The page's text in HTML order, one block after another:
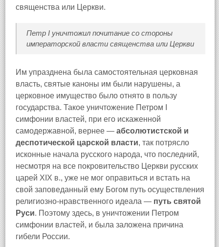
священства или Церкви.
Петр I уничтожил почитание со стороны
императорской власти священства или Церкви
Им упразднена была самостоятельная церковная
власть, святые каноны им были нарушены, а
церковное имущество было отнято в пользу
государства. Такое уничтожение Петром I
симфонии властей, при его искаженной
самодержавной, вернее — абсолютистской и
деспотической царской власти, так потрясло
исконные начала русского народа, что последний,
несмотря на все покровительство Церкви русских
царей ХIХ в., уже не мог оправиться и встать на
свой заповеданный ему Богом путь осуществления
религиозно-нравственного идеала — путь святой
Руси. Поэтому здесь, в уничтожении Петром
симфонии властей, и была заложена причина
гибели России.